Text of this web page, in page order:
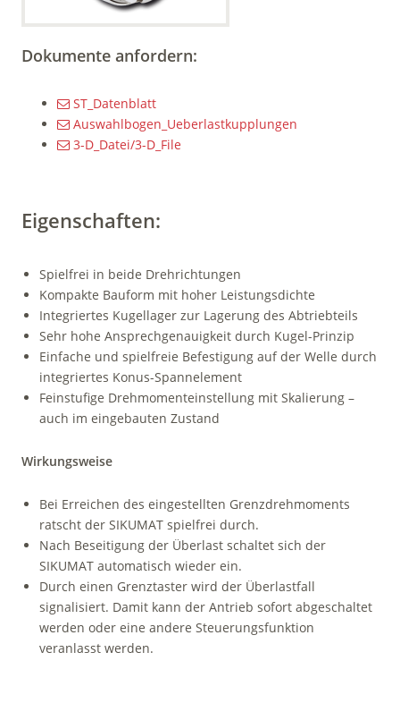
Dokumente anfordern:
ST_Datenblatt
Auswahlbogen_Ueberlastkupplungen
3-D_Datei/3-D_File
Eigenschaften:
Spielfrei in beide Drehrichtungen
Kompakte Bauform mit hoher Lei­stungsdichte
Integriertes Kugellager zur La­ge­rung des Abtriebteils
Sehr hohe Ansprechgenauigkeit durch Kugel-Prinzip
Einfache und spielfreie Befestigung auf der Welle durch
inte­griertes Konus-Spannelement
Feinstufige Drehmomenteinstellung mit Skalierung –
auch im eingebauten Zustand
Wirkungsweise
Bei Erreichen des eingestellten Grenzdrehmoments
ratscht der SIKUMAT spielfrei durch.
Nach Beseitigung der Überlast schaltet sich der
SIKUMAT automatisch wieder ein.
Durch einen Grenztaster wird der Überlastfall
signalisiert. Damit kann der Antrieb sofort abgeschaltet
werden oder eine andere Steuerungs­funktion
veranlasst werden.